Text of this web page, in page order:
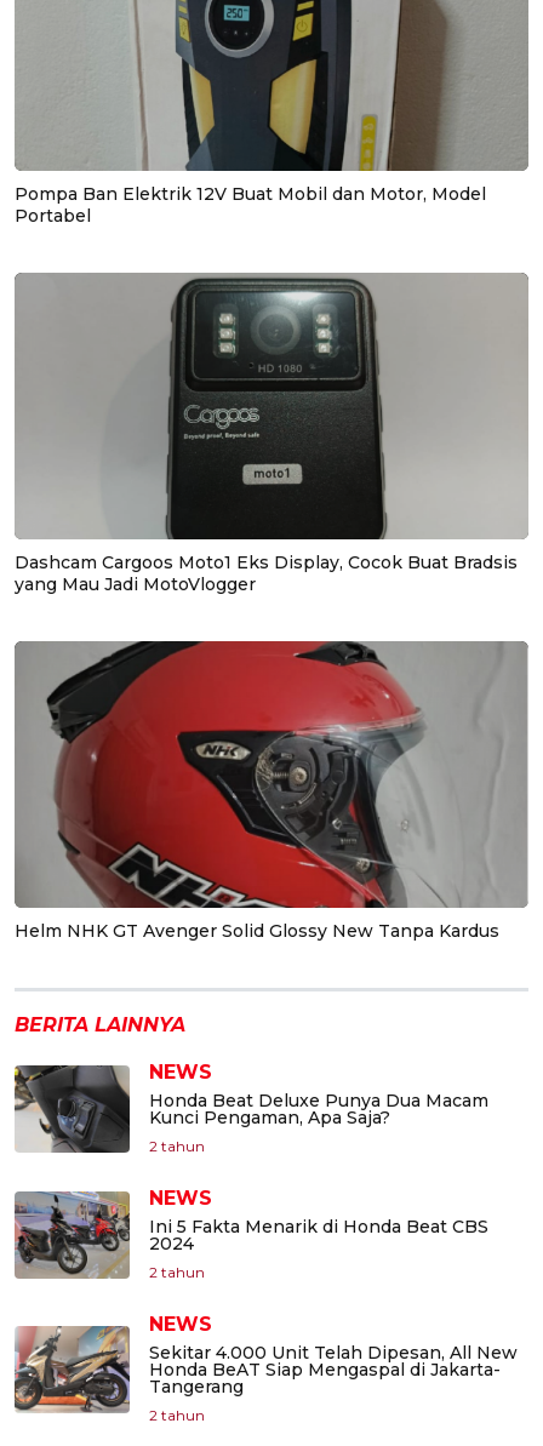
Pompa Ban Elektrik 12V Buat Mobil dan Motor, Model
Portabel
Dashcam Cargoos Moto1 Eks Display, Cocok Buat Bradsis
yang Mau Jadi MotoVlogger
Helm NHK GT Avenger Solid Glossy New Tanpa Kardus
BERITA LAINNYA
NEWS
Honda Beat Deluxe Punya Dua Macam
Kunci Pengaman, Apa Saja?
2 tahun
NEWS
Ini 5 Fakta Menarik di Honda Beat CBS
2024
2 tahun
NEWS
Sekitar 4.000 Unit Telah Dipesan, All New
Honda BeAT Siap Mengaspal di Jakarta-
Tangerang
2 tahun